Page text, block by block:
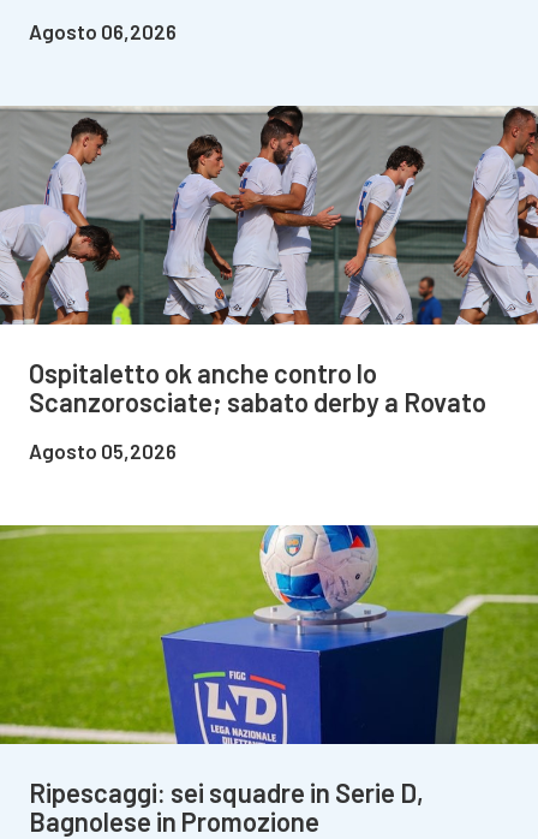
Agosto 06,2026
Ospitaletto ok anche contro lo
Scanzorosciate; sabato derby a Rovato
Agosto 05,2026
Ripescaggi: sei squadre in Serie D,
Bagnolese in Promozione